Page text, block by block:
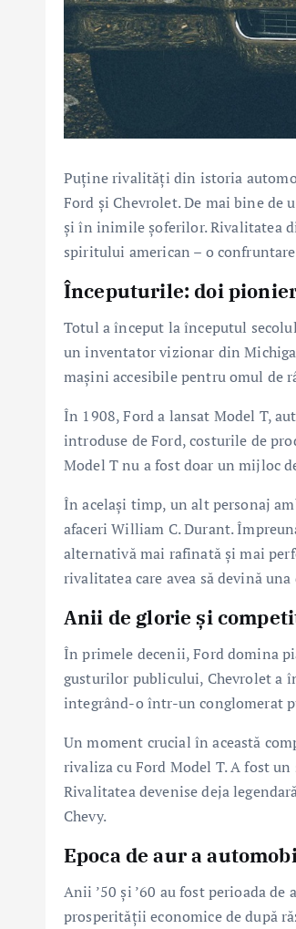
Puține rivalități din istoria
Ford și Chevrolet. De mai bine de
și în inimile șoferilor. Rivalitatea
spiritului american – o
Începuturile: doi
Totul a început la începutul
un inventator vizionar din
mașini accesibile pentru omul de
În 1908, Ford a lansat Model T,
introduse de Ford, costurile de
Model T nu a fost doar un mijloc
În același timp, un alt personaj
afaceri William C. Durant.
alternativă mai rafinată și mai
rivalitatea care avea să devină
Anii de glorie și
În primele decenii, Ford domina
gusturilor publicului, Chevrolet a
integrând-o într-un conglomerat
Un moment crucial în această
rivaliza cu Ford Model T. A fost
Rivalitatea devenise deja
Chevy.
Epoca de aur a
Anii ’50 și ’60 au fost perioada
prosperității economice de după